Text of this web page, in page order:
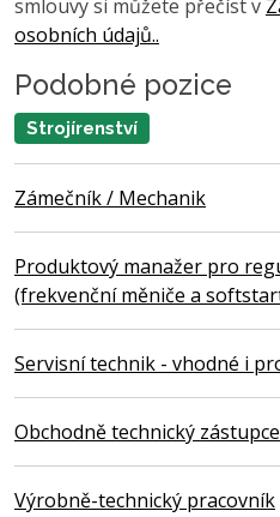
smlouvy si můžete přečíst v
osobních údajů..
Podobné pozice
Strojírenství
Zámečník / Mechanik
Produktový manažer pro
(frekvenční měniče a
Servisní technik - vhodné i
Obchodně technický
Výrobně-technický pracovník